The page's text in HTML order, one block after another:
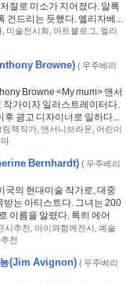
절로 미소가 지어졌다. 알록
건드리는 듯했다. 엘리자베...
, 미술전시회 아트블로그 엘리
Browne) ( 우주베리
Browne <My mum> 앤서
가이자 일러스트레이터다.
광고 디자이너로 일하다...
림책작가, 앤서니브라운 어린이
Bernhardt) ( 우주베리
국의 현대미술 작가로, 대중
받는 아티스트다. 그녀는 200
이름을 알렸다. 특히 에어
시추천 아이와함께전시 예술
천
뇽(Jim Avignon) ( 우주베리